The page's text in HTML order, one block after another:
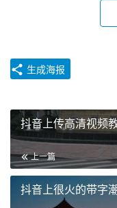
生成海报
抖音上传高清视频
上一篇
抖音上很火的带字